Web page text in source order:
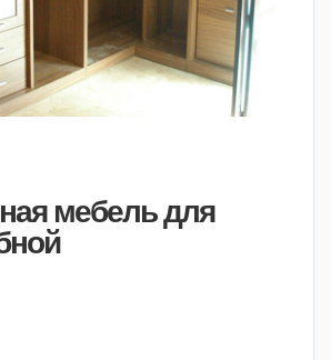
мебель для